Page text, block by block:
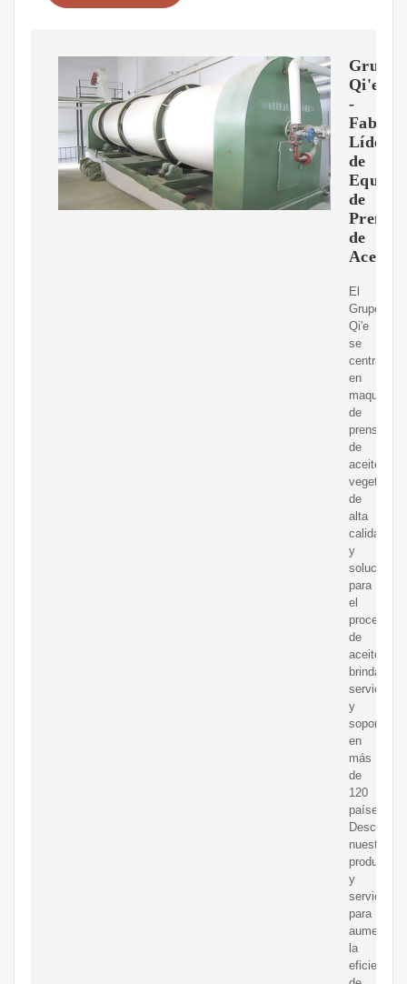
Grupo
Qi'e
-
Líder
de
de
Prensa
de
Aceite
El
Grupo
Qi'e
se
centra
en
maquinaria
de
prensado
de
aceite
vegetal
de
alta
calidad
y
soluciones
para
el
de
aceites,
brindando
servicios
y
soporte
en
más
de
120
países.
Descubra
nuestros
productos
y
servicios
para
aumentar
la
eficiencia